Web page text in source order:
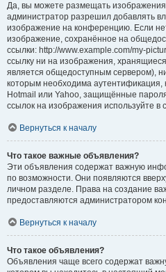
Да, вы можете размещать
администратор разрешил добавлять
изображение на конференцию. Если
изображение, сохранённое на
ссылки: http://www.example.com/my-
ссылку ни на изображения,
является общедоступным сервером),
которым необходима аутентификация,
Hotmail или Yahoo, защищённые
ссылок на изображения используйте в
Вернуться к началу
Что такое важные объявления?
Эти объявления содержат важную
по возможности. Они появляются
личном разделе. Права на создание
предоставляются администратором
Вернуться к началу
Что такое объявления?
Объявления чаще всего содержат